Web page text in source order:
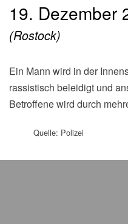
19. Dezember
(Rostock)
Ein Mann wird in der Innenstadt von mehreren Personen
rassistisch beleidigt und
Betroffene wird durch
Quelle: Polizei